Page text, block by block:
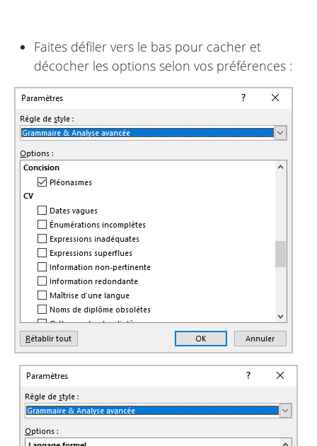
Faites défiler vers le bas pour cacher et
décocher les options selon vos préférences :